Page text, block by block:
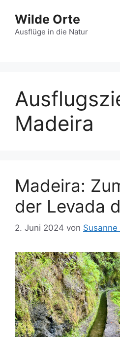
Inhalt
springen
Wilde Orte
Ausflüge in die Natur
Madeira
Madeira:
der Levada
2. Juni 2024 von Susanne